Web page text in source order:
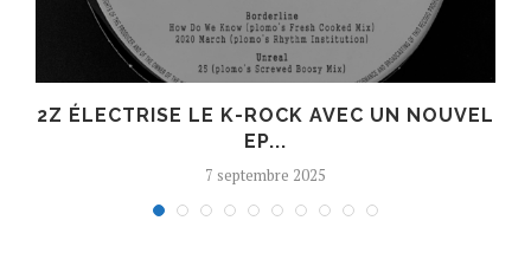
2Z ÉLECTRISE LE K-ROCK AVEC UN NOUVEL
EP...
7 septembre 2025